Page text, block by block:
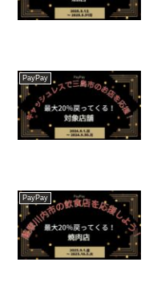
PayPay
PayPay